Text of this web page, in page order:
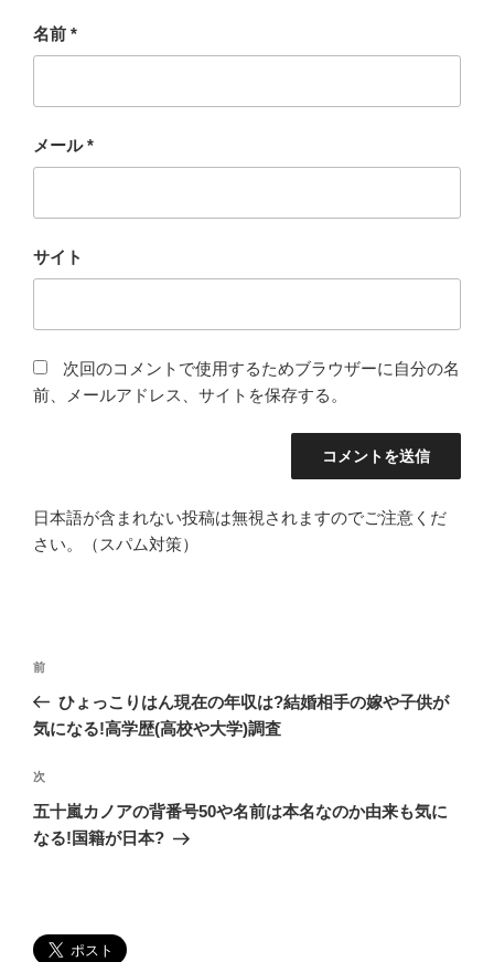
名前 *
メール*
サイト
次回のコメントで使用するためブラウザーに自分の名
前、メールアドレス、サイトを保存する。
日本語が含まれない投稿は無視されますのでご注意くだ
さい。（スパム対策）
投
ナ
ゲ
ー
シ
過
去
の
稿
前
ひょっこりはん現在の年収は?結婚相手の嫁や子供が
気になる!高学歴(高校や大学)調査
次
の
投
次
五十嵐カノアの背番号50や名前は本名なのか由来も気に
なる!国籍が日本?